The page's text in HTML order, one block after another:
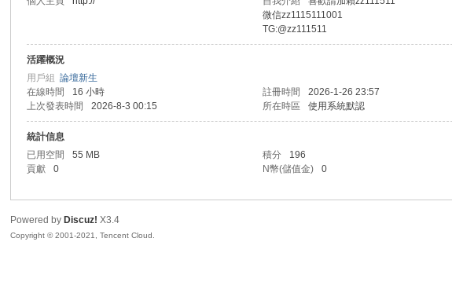
微信zz1115111001
TG:@zz111511
活躍概況
用戶組論壇新生
在線時間
16 小時 註冊時間 2026-1-26 23:57
上次發表時間
2026-8-3 00:15 所在時區 使用系統默認
統計信息
已用空間
55 MB 積分 196
貢獻
0 N幣(儲值金) 0
Powered by Discuz! X3.4
Copyright © 2001-2021, Tencent Cloud.